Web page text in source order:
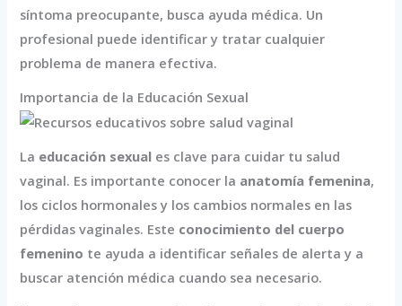
síntoma preocupante, busca ayuda médica. Un
profesional puede identificar y tratar cualquier
problema de manera efectiva.
Importancia de la Educación Sexual
La educación sexual es clave para cuidar tu salud
vaginal. Es importante conocer la anatomía femenina,
los ciclos hormonales y los cambios normales en las
pérdidas vaginales. Este conocimiento del cuerpo
femenino te ayuda a identificar señales de alerta y a
buscar atención médica cuando sea necesario.